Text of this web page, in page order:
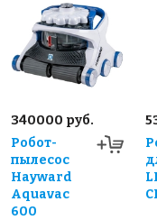
340000 руб.
Робот-
пылесос
Hayward
Aquavac
600